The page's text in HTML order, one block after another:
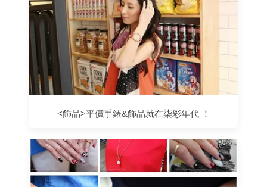
<飾品>平價手錶&飾品就在柒彩年代 ！